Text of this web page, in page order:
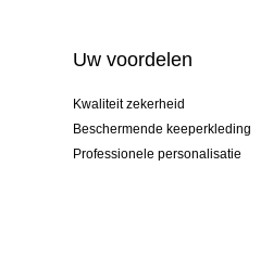
Uw voordelen
Kwaliteit zekerheid
Beschermende keeperkleding
Professionele personalisatie